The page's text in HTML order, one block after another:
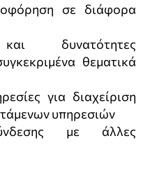
σε διάφορα
δυνατότητες
θεματικά
για διαχείριση
υπηρεσιών
με άλλες